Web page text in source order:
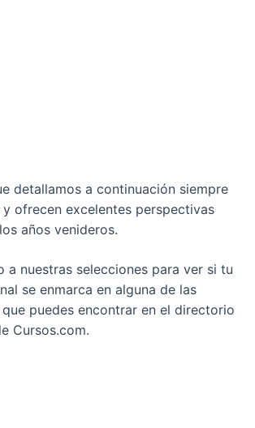
detallamos a continuación siempre
ofrecen excelentes perspectivas
años venideros.
a nuestras selecciones para ver si tu
se enmarca en alguna de las
puedes encontrar en el directorio
Cursos.com.